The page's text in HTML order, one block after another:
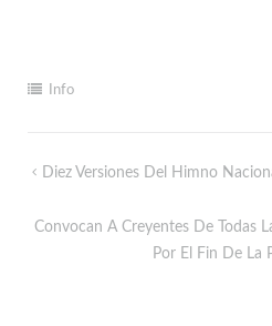
Info
Diez Versiones Del Himno
Convocan A Creyentes De Todas
Por El Fin De La